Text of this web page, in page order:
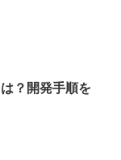
？開発手順を